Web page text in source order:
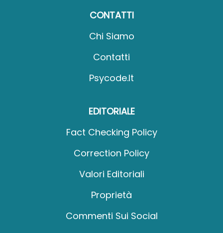
CONTATTI
Chi Siamo
Contatti
Psycode.it
EDITORIALE
Fact Checking Policy
Correction Policy
Valori Editoriali
Proprietà
Commenti Sui Social